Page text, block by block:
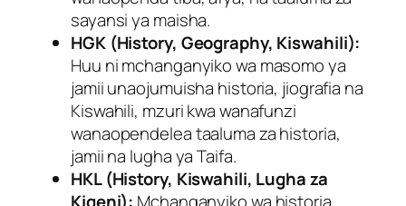
sayansi ya maisha.
HGK (History, Geography, Kiswahili):
Huu ni mchanganyiko wa masomo ya
jamii unaojumuisha historia, jiografia na
Kiswahili, mzuri kwa wanafunzi
wanaopendelea taaluma za historia,
jamii na lugha ya Taifa.
HKL (History, Kiswahili, Lugha za